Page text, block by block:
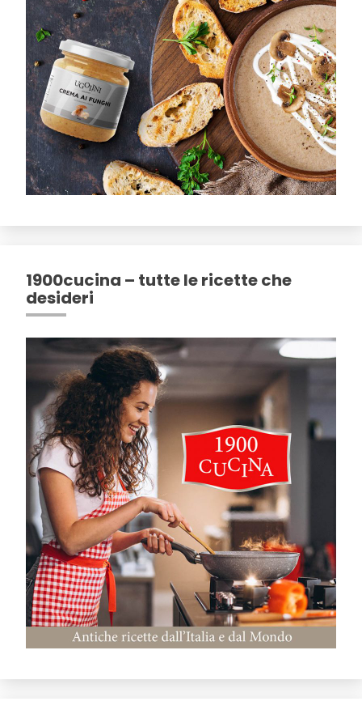
1900cucina – tutte le ricette che
desideri